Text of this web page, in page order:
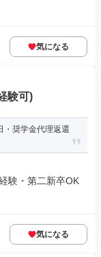
気になる
験可)
・奨学金代理返還
験・第二新卒OK
気になる